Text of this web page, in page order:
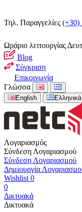
Τηλ. Παραγγελίες (+30)
Ωράριο λειτουργίας
Blog
Σύγκριση
Επικοινωνία
Γλώσσα
English Ελληνικά
Λογαριασμός
Σύνδεση Λογαριασμού
Σύνδεση Λογαριασμού
Δημιουργία
Wishlist 0
0
Δικτυακά
Δικτυακά